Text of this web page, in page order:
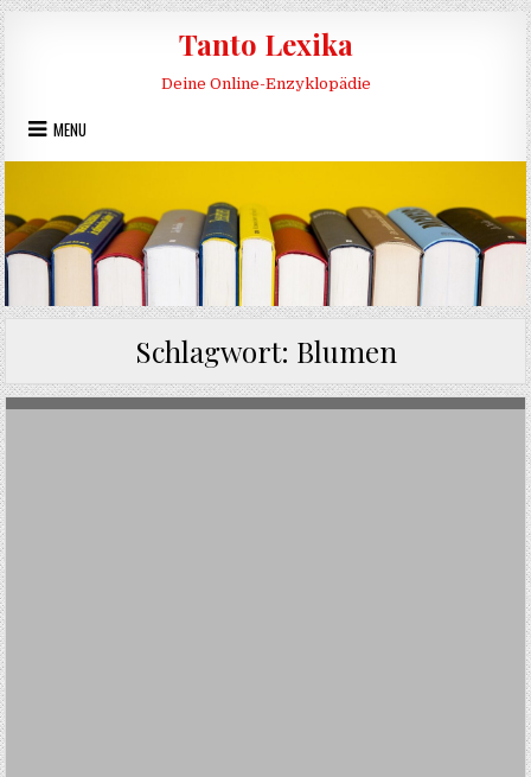
Skip to content
Tanto Lexika
Deine Online-Enzyklopädie
MENU
Schlagwort: Blumen